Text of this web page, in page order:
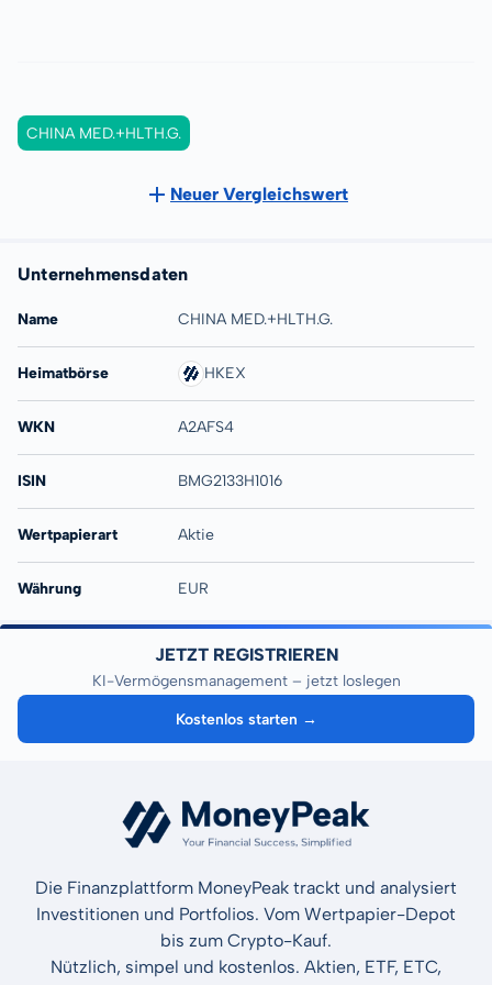
CHINA MED.+HLTH.G.
Neuer Vergleichswert
Unternehmensdaten
Name CHINA MED.+HLTH.G.
Heimatbörse HKEX
WKN A2AFS4
ISIN BMG2133H1016
Wertpapierart Aktie
Währung EUR
JETZT REGISTRIEREN
KI-Vermögensmanagement – jetzt loslegen
Kostenlos starten →
Die Finanzplattform MoneyPeak trackt und analysiert
Investitionen und Portfolios. Vom Wertpapier-Depot
bis zum Crypto-Kauf.
Nützlich, simpel und kostenlos. Aktien, ETF, ETC,